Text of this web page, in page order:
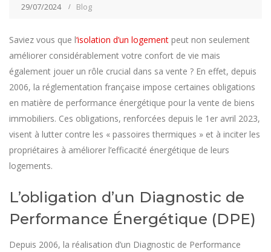
29/07/2024 Blog
Saviez vous que l‘isolation d’un logement peut non seulement
améliorer considérablement votre confort de vie mais
également jouer un rôle crucial dans sa vente ? En effet, depuis
2006, la réglementation française impose certaines obligations
en matière de performance énergétique pour la vente de biens
immobiliers. Ces obligations, renforcées depuis le 1er avril 2023,
visent à lutter contre les « passoires thermiques » et à inciter les
propriétaires à améliorer l’efficacité énergétique de leurs
logements.
L’obligation d’un Diagnostic de
Performance Énergétique (DPE)
Depuis 2006, la réalisation d’un Diagnostic de Performance